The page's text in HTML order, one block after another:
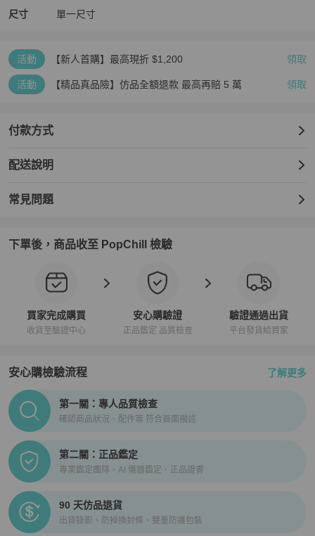
尺寸 單一尺寸
活動 【新人首購】最高現折 $1,200 領取
活動 【精品真品險】仿品全額退款 最高再賠 5 萬 領取
付款方式
配送說明
常見問題
下單後，商品收至 PopChill 檢驗
買家完成購買
收貨至驗證中心
安心購驗證
正品鑑定 品質檢查
驗證通過出貨
平台發貨給買家
安心購檢驗流程 了解更多
PopChill拍拍圈正品驗證、安心購檢驗流程介紹
第一關：專人品質檢查
確認商品狀況、配件等 符合頁面描述
第二關：正品鑑定
專業鑑定團隊、AI 儀器鑑定、正品證書
90 天仿品退貨
出貨錄影、防掉換封條、雙重防護包裝